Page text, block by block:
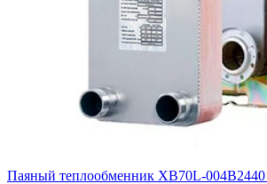
Паяный теплообменник XB70L-004B2440